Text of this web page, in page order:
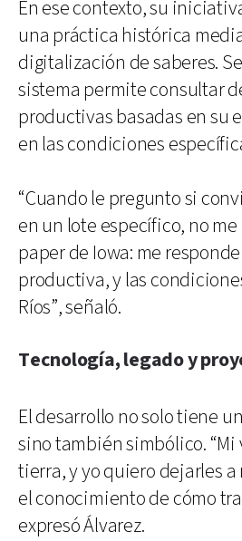
En ese contexto, su
una práctica histórica
digitalización de saberes.
sistema permite consultar
productivas basadas en su
en las condiciones
“Cuando le pregunto si
en un lote específico, no
paper de Iowa: me
productiva, y las
Ríos”, señaló.
Tecnología, legado y
El desarrollo no solo tiene
sino también simbólico. “Mi
tierra, y yo quiero dejarles a
el conocimiento de cómo
expresó Álvarez.